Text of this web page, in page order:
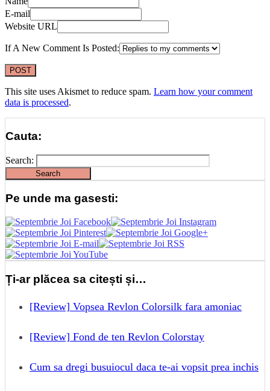
E-mail
Website URL
If A New Comment Is Posted:
This site uses Akismet to reduce spam. Learn how your comment
data is processed.
Cauta:
Search:
Pe unde ma gasesti:
Ți-ar plăcea sa citești și…
[Review] Vopsea Revlon Colorsilk fara amoniac
[Review] Fond de ten Revlon Colorstay
Cum sa dregi busuiocul daca te-ai vopsit prea inchis